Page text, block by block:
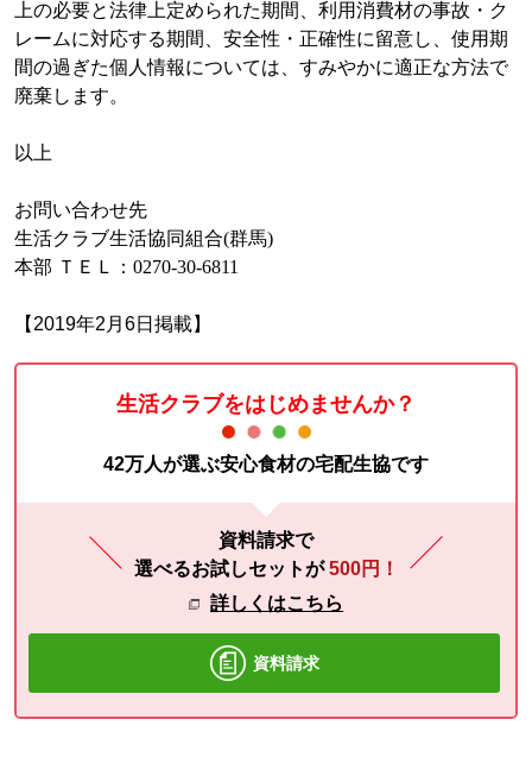
上の必要と法律上定められた期間、利用消費材の事故・ク
レームに対応する期間、安全性・正確性に留意し、使用期
間の過ぎた個人情報については、すみやかに適正な方法で
廃棄します。
以上
お問い合わせ先
生活クラブ生活協同組合(群馬)
本部 ＴＥＬ：0270-30-6811
【2019年2月6日掲載】
生活クラブをはじめませんか？
42万人が選ぶ安心食材の宅配生協です
資料請求で
選べるお試しセットが500円！
詳しくはこちら
資料請求